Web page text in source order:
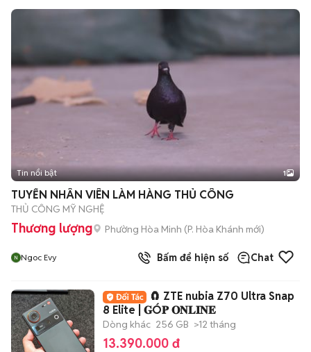
Tin nổi bật 1
TUYỂN NHÂN VIÊN LÀM HÀNG THỦ CÔNG
THỦ CÔNG MỸ NGHỆ
Thương lượng Phường Hòa Minh (P. Hòa Khánh mới)
Ngoc Evy Bấm để hiện số Chat
🧲 ZTE nubia Z70 Ultra Snap
8 Elite | 𝐆Ó𝐏 𝐎𝐍𝐋𝐈𝐍𝐄
Dòng khác 256 GB >12 tháng
13.390.000 đ